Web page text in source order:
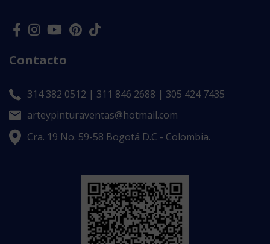
Contacto
314 382 0512 | 311 846 2688 | 305 424 7435
arteypinturaventas@hotmail.com
Cra. 19 No. 59-58 Bogotá D.C - Colombia.